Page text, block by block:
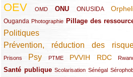
OEV
(269/289) OMD
(26/289) ONU
(58/289) ONUSIDA
(44/289)
(112/289)
Ouganda
(29/289) Photographie
(27/289) Pillage des
(77/289)
Politiques
(120/289)
Prévention, réduction des
(131/289)
Prisons
(22/289) Psy
(119/289) PTME
(12/289) PVVIH
(111/289) RDC
(104/289)
(23/289)
Santé publique
(59/289) Scolarisation
(9/289) Sénégal
(13/289)
(19/289)